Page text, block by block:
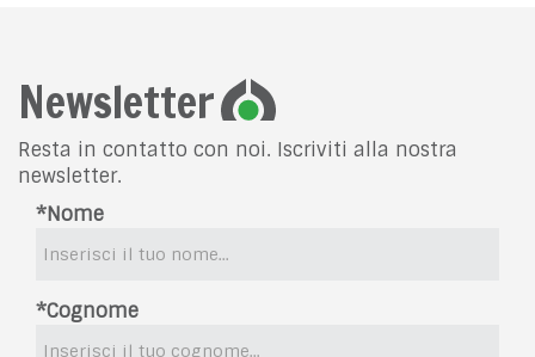
Newsletter
Resta in contatto con noi. Iscriviti alla nostra
newsletter.
*Nome
*Cognome